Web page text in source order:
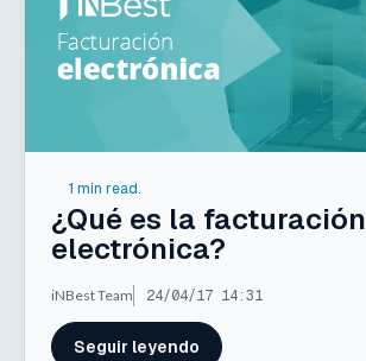
1 min read.
¿Qué es la facturación
electrónica?
iNBest Team 24/04/17 14:31
Seguir leyendo